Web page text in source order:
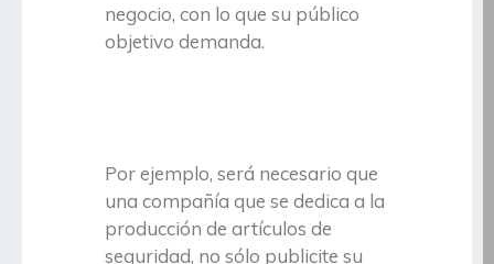
negocio, con lo que su público
objetivo demanda.
Por ejemplo, será necesario que
una compañía que se dedica a la
producción de artículos de
seguridad, no sólo publicite su